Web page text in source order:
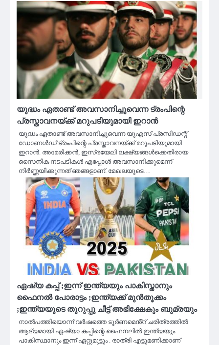
യുദ്ധം ഏതാണ്ട് അവസാനിച്ചുവെന്ന ട്രംപിന്റെ
പ്രസ്താവനയ്ക്ക് മറുപടിയുമായി ഇറാന്‍
യുദ്ധം ഏതാണ്ട് അവസാനിച്ചുവെന്ന യുഎസ് പ്രസിഡന്റ്
ഡോണള്‍ഡ് ട്രംപിന്റെ പ്രസ്താവനയ്ക്ക് മറുപടിയുമായി
ഇറാന്‍. അമേരിക്കന്‍, ഇസ്രയേലി ലക്ഷ്യങ്ങള്‍ക്കെതിരായ
സൈനിക നടപടികള്‍ എപ്പോള്‍ അവസാനിക്കുമെന്ന്
നിര്‍ണ്ണയിക്കുന്നത് ഞങ്ങളാണ്. മേഖലയുടെ…
ഏഷ്യ കപ്പ് ;ഇന്ന് ഇന്ത്യയും പാകിസ്താനും
ഫൈനൽ പോരാട്ടം ;ഇന്ത്യക്ക് മുൻ‌തൂക്കം
;ഇന്ത്യയുടെ തുറുപ്പു ചീട്ട് അഭിക്ഷേകും ബുമ്രയും
നാൽപത്തിയൊന്ന് വർഷത്തെ ടൂർണമെൻ്റ് ചരിത്രത്തിൽ
ആദ്യമായി ഏഷ്യാ കപ്പിന്റെ ഫൈനലിൽ ഇന്ത്യയും
പാകിസ്ഥാനും ഇന്ന് ഏറ്റുമുട്ടും . രാത്രി എട്ടുമണിക്കാണ്